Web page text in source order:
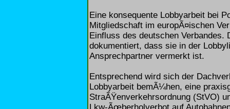
Eine konsequente Lobbyarbeit bei
Mitgliedschaft im europÃ¤ischen
Einfluss des deutschen Verbandes.
dokumentiert, dass sie in der
Ansprechpartner vermerkt ist.
Entsprechend wird sich der
Lobbyarbeit bemÃ¼hen, eine
StraÃŸenverkehrsordnung (StVO)